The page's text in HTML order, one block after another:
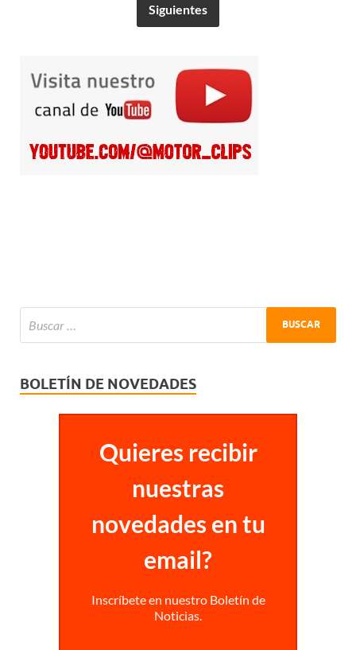
Siguientes
BOLETÍN DE NOVEDADES
Quieres recibir
nuestras
novedades en tu
email?
Inscríbete en nuestro Boletín de
Noticias.